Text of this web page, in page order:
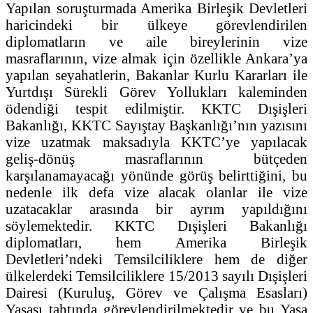
Yapılan soruşturmada Amerika Birleşik Devletleri
haricindeki bir ülkeye görevlendirilen
diplomatların ve aile bireylerinin vize
masraflarının, vize almak için özellikle Ankara’ya
yapılan seyahatlerin, Bakanlar Kurlu Kararları ile
Yurtdışı Sürekli Görev Yollukları kaleminden
ödendiği tespit edilmiştir. KKTC Dışişleri
Bakanlığı, KKTC Sayıştay Başkanlığı’nın yazısını
vize uzatmak maksadıyla KKTC’ye yapılacak
geliş-dönüş masraflarının bütçeden
karşılanamayacağı yönünde görüş belirttiğini, bu
nedenle ilk defa vize alacak olanlar ile vize
uzatacaklar arasında bir ayrım yapıldığını
söylemektedir. KKTC Dışişleri Bakanlığı
diplomatları, hem Amerika Birleşik
Devletleri’ndeki Temsilciliklere hem de diğer
ülkelerdeki Temsilciliklere 15/2013 sayılı Dışişleri
Dairesi (Kuruluş, Görev ve Çalışma Esasları)
Yasası tahtında görevlendirilmektedir ve bu Yasa